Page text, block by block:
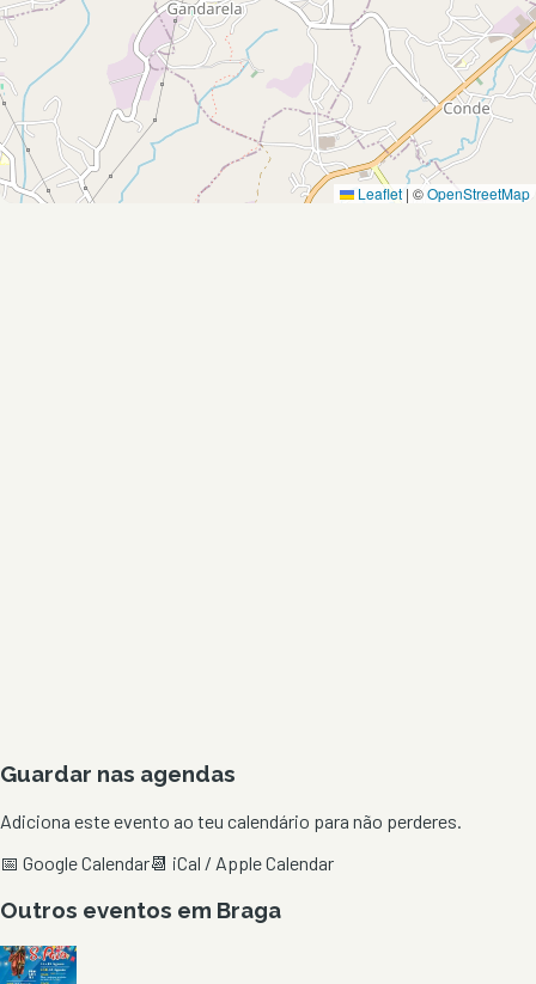
Leaflet | ©OpenStreetMap
Guardar nas agendas
Adiciona este evento ao teu calendário para não perderes.
📅 Google Calendar📆 iCal / Apple Calendar
Outros eventos em Braga